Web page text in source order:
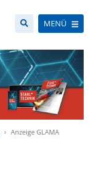
MENÜ
Anzeige GLAMA